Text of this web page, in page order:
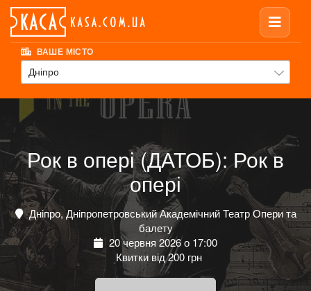
ВАШЕ МІСТО
Дніпро
Рок в опері (ДАТОБ): Рок в
опері
Дніпро, Дніпропетровський Академічний Театр Опери та
балету
20 червня 2026 о 17:00
Квитки від 200 грн